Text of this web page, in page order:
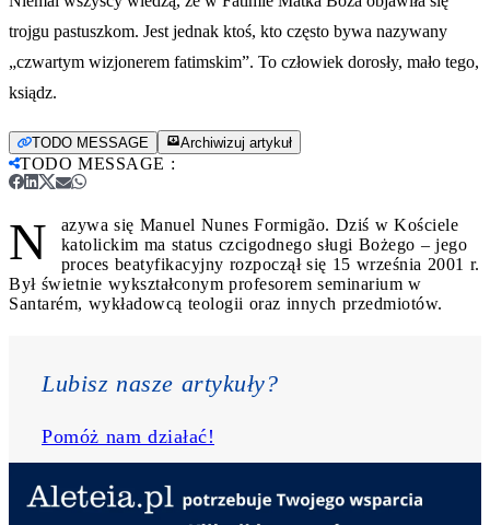
trojgu pastuszkom. Jest jednak ktoś, kto często bywa nazywany
„czwartym wizjonerem fatimskim”. To człowiek dorosły, mało tego,
ksiądz.
TODO MESSAGE Archiwizuj artykuł
TODO MESSAGE :
N
azywa się Manuel Nunes Formigão. Dziś w Kościele
katolickim ma status czcigodnego sługi Bożego – jego
proces beatyfikacyjny rozpoczął się 15 września 2001 r.
Był świetnie wykształconym profesorem seminarium w
Santarém, wykładowcą teologii oraz innych przedmiotów.
Lubisz nasze artykuły?
Pomóż nam działać!